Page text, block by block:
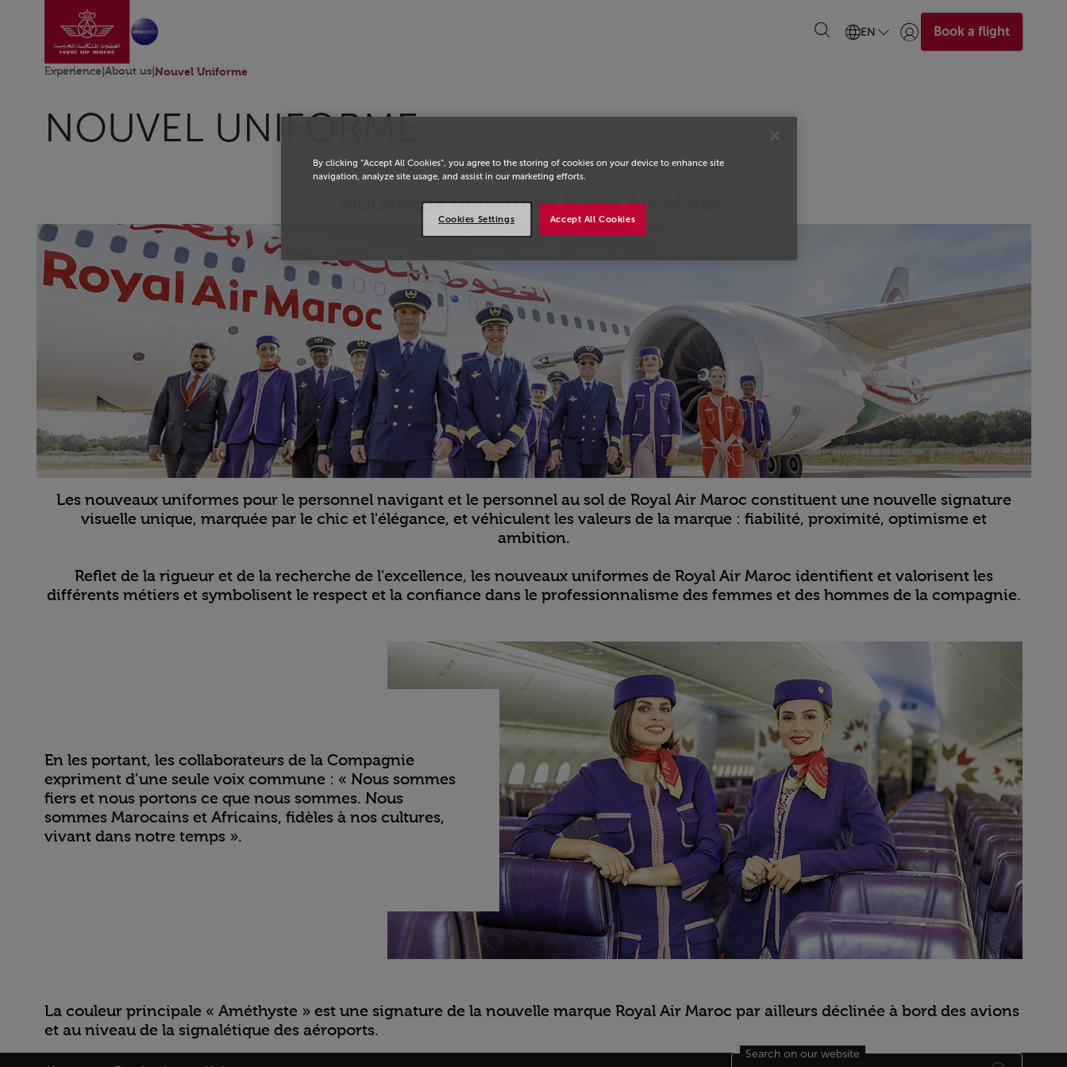
Skip to Main ContentGo to home page EN Login | Join)Book a flight
Experience About us Nouvel Uniforme
NOUVEL UNIFORME
Nouveaux uniformes Royal Air Maroc
Les nouveaux uniformes pour le personnel navigant et le personnel au sol de Royal Air Maroc constituent une nouvelle signature
visuelle unique, marquée par le chic et l'élégance, et véhiculent les valeurs de la marque : fiabilité, proximité, optimisme et
ambition.
Reflet de la rigueur et de la recherche de l'excellence, les nouveaux uniformes de Royal Air Maroc identifient et valorisent les
différents métiers et symbolisent le respect et la confiance dans le professionnalisme des femmes et des hommes de la compagnie.
En les portant, les collaborateurs de la Compagnie
expriment d’une seule voix commune : « Nous sommes
fiers et nous portons ce que nous sommes. Nous
sommes Marocains et Africains, fidèles à nos cultures,
vivant dans notre temps ».
La couleur principale « Améthyste » est une signature de la nouvelle marque Royal Air Maroc par ailleurs déclinée à bord des avions
et au niveau de la signalétique des aéroports.
Search on our website
By clicking “Accept All Cookies”, you agree to the storing of cookies on your device to enhance site
navigation, analyze site usage, and assist in our marketing efforts.
Accept All Cookies
Cookies Settings